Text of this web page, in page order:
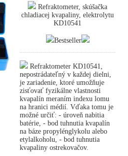
Refraktometer, skúšačka
chladiacej kvapaliny, elektrolytu
KD10541
Bestseller
Refraktometer KD10541,
nepostrádateľný v každej dielni,
je zariadenie, ktoré umožňuje
zisťovať fyzikálne vlastnosti
kvapalín meraním indexu lomu
na hranici médií. Vďaka tomu je
možné určiť: - úroveň nabitia
batérie, - bod tuhnutia kvapalín
na báze propylénglykolu alebo
etylalkoholu, - bod tuhnutia
kvapaliny ostrekovačov.